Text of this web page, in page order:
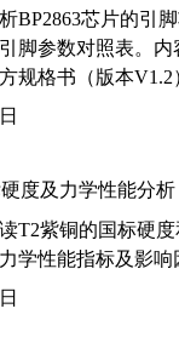
BP2863芯片的引
脚参数对照表。
规格书（版本V1.2
度及力学性能分析
T2紫铜的国标硬度
学性能指标及影